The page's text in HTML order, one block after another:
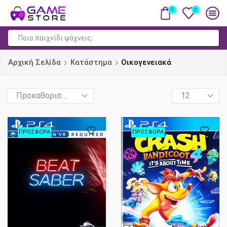
0 0
αναζήτησης
Αρχική Σελίδα Κατάστημα Οικογενειακά
Products
per
page
ΠΡΟΣΦΟΡΆ ΠΡΟΣΦΟΡΆ